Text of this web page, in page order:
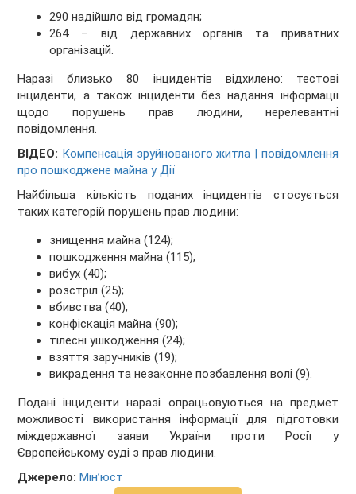
290 надійшло від громадян;
264 – від державних органів та приватних
організацій.
Наразі близько 80 інцидентів відхилено: тестові
інциденти, а також інциденти без надання інформації
щодо порушень прав людини, нерелевантні
повідомлення.
ВІДЕО: Компенсація зруйнованого житла | повідомлення
про пошкодженe майна у Дії
Найбільша кількість поданих інцидентів стосується
таких категорій порушень прав людини:
знищення майна (124);
пошкодження майна (115);
вибух (40);
розстріл (25);
вбивства (40);
конфіскація майна (90);
тілесні ушкодження (24);
взяття заручників (19);
викрадення та незаконне позбавлення волі (9).
Подані інциденти наразі опрацьовуються на предмет
можливості використання інформації для підготовки
міждержавної заяви України проти Росії у
Європейському суді з прав людини.
Джерело: Мін’юст